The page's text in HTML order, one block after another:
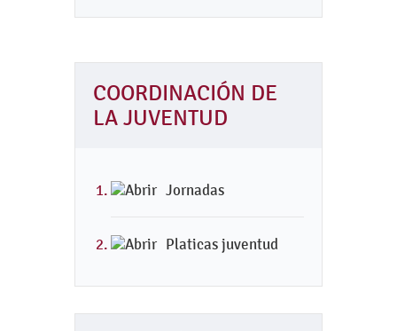
COORDINACIÓN DE
LA JUVENTUD
Jornadas
Platicas juventud